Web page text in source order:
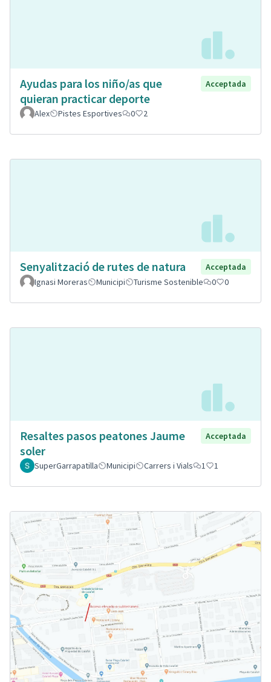
Ayudas para los niño/as que
quieran practicar deporte
Acceptada
Alex Pistes Esportives 0 2
Senyalització de rutes de natura
Acceptada
Ignasi Moreras
Municipi Turisme Sostenible 0 0
Resaltes pasos peatones Jaume
soler
Acceptada
SuperGarrapatilla Municipi Carrers i Vials 1 1